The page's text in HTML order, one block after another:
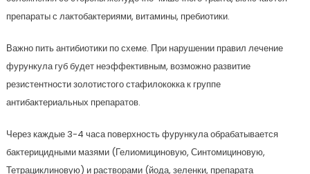
препараты с лактобактериями, витамины, пребиотики.
Важно пить антибиотики по схеме. При нарушении правил лечение
фурункула губ будет неэффективным, возможно развитие
резистентности золотистого стафилококка к группе
антибактериальных препаратов.
Через каждые 3-4 часа поверхность фурункула обрабатывается
бактерицидными мазями (Гелиомициновую, Синтомициновую,
Тетрациклиновую) и растворами (йода, зеленки, препарата